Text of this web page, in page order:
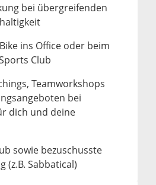
bei übergreifenden
ins Office oder beim
Club
Teamworkshops
bei
dich und deine
sowie bezuschusste
Sabbatical)